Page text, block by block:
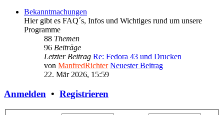
Bekanntmachungen
Hier gibt es FAQ´s, Infos und Wichtiges rund um unsere
Programme
88 Themen
96 Beiträge
Letzter Beitrag Re: Fedora 43 und Drucken
von ManfredRichter Neuester Beitrag
22. Mär 2026, 15:59
Anmelden • Registrieren